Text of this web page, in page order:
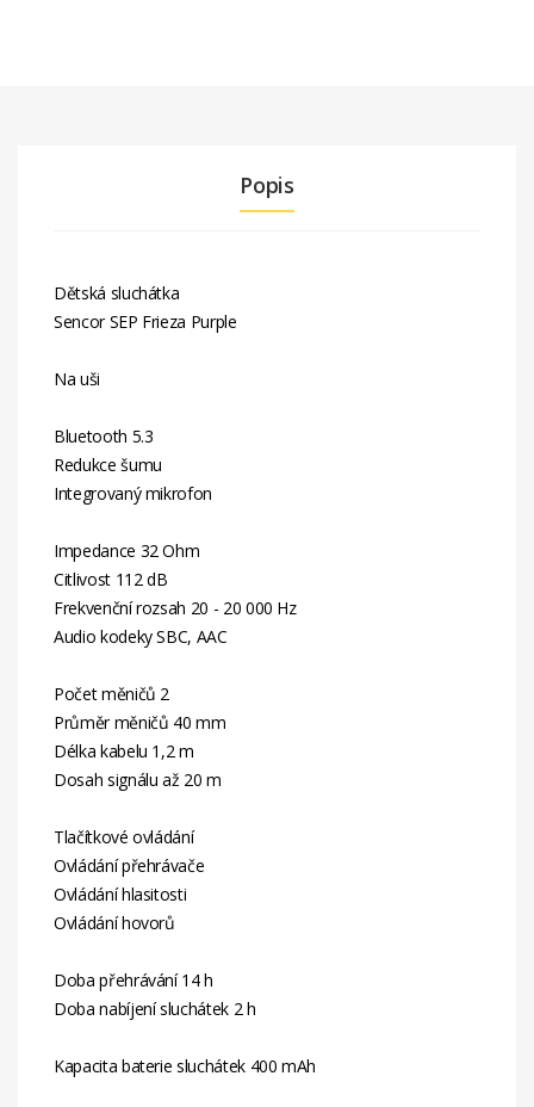
Popis
Dětská sluchátka
Sencor SEP Frieza Purple
Na uši
Bluetooth 5.3
Redukce šumu
Integrovaný mikrofon
Impedance 32 Ohm
Citlivost 112 dB
Frekvenční rozsah 20 - 20 000 Hz
Audio kodeky SBC, AAC
Počet měničů 2
Průměr měničů 40 mm
Délka kabelu 1,2 m
Dosah signálu až 20 m
Tlačítkové ovládání
Ovládání přehrávače
Ovládání hlasitosti
Ovládání hovorů
Doba přehrávání 14 h
Doba nabíjení sluchátek 2 h
Kapacita baterie sluchátek 400 mAh